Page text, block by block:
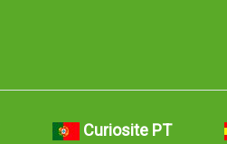
Curiosite PT